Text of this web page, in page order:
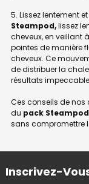
5. Lissez lentement
Steampod,lissez
cheveux, en veillant
pointes de manière
cheveux. Ce
de distribuer la
résultats
Ces conseils de
du pack Steampod
sans compromettre
Inscrivez-